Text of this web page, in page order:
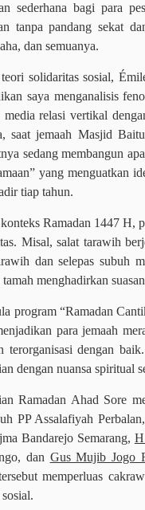
sederhana bagi para
tanpa pandang sekat
dan semuanya.
solidaritas sosial,
saya menganalisis
media relasi vertikal
saat jemaah Masjid
sedang membangun
yang menguatkan
tiap tahun.
Ramadan 1447 H,
Misal, salat tarawih
dan selepas subuh
menghadirkan
program “Ramadan
para jemaah
terorganisasi dengan
dengan nuansa spiritual
Ramadan Ahad Sore
PP Assalafiyah
Bandarejo Semarang,
dan Gus Mujib Jogo
memperluas